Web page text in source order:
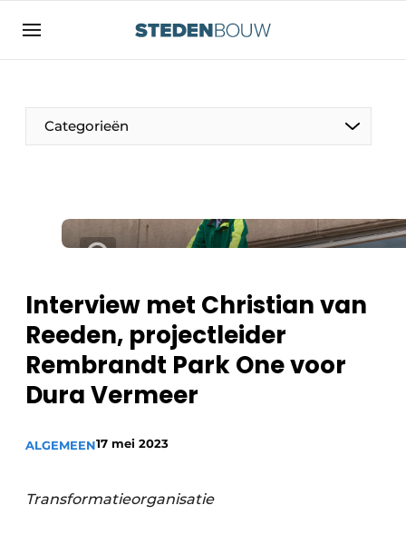
Aanmelden
asset
authlogoff logon
Direct contact
Home
Jaarboek
Meest gelezen
Nieuwsbrief
Categorieën
Woning- en utiliteitsbouw
Distributiecentra
Gevels, Daken & Daktuinen
Interview met Christian van
Reeden, projectleider
Rembrandt Park One voor
Dura Vermeer
ALGEMEEN17 mei 2023
Transformatieorganisatie